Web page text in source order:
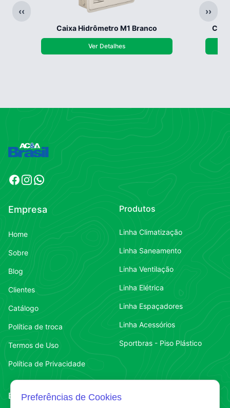
‹‹ ››
Caixa Hidrômetro M1 Branco
Ver Detalhes
Facebook
Instagram
WhatsApp
Empresa
Home
Sobre
Blog
Clientes
Catálogo
Política de troca
Termos de Uso
Política de Privacidade
Produtos
Linha Climatização
Linha Saneamento
Linha Ventilação
Linha Elétrica
Linha Espaçadores
Linha Acessórios
Sportbras - Piso Plástico
Endereço Contato
Preferências de Cookies